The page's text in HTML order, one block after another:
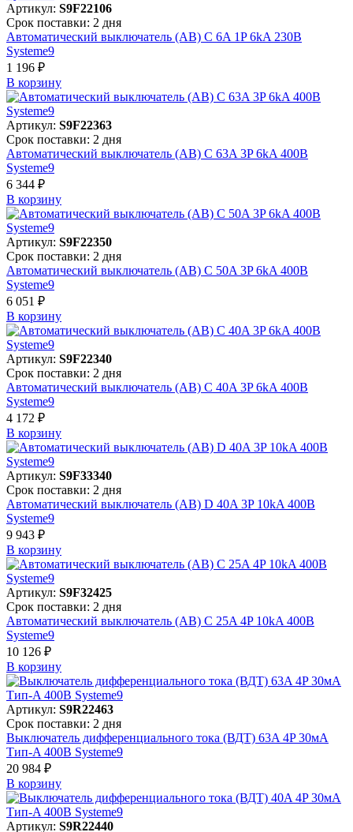
Артикул: S9F22106
Срок поставки: 2 дня
Автоматический выключатель (АВ) C 6A 1P 6kA 230В
Systeme9
1 196 ₽
В корзинy
Артикул: S9F22363
Срок поставки: 2 дня
Автоматический выключатель (АВ) C 63A 3P 6kA 400В
Systeme9
6 344 ₽
В корзинy
Артикул: S9F22350
Срок поставки: 2 дня
Автоматический выключатель (АВ) C 50A 3P 6kA 400В
Systeme9
6 051 ₽
В корзинy
Артикул: S9F22340
Срок поставки: 2 дня
Автоматический выключатель (АВ) C 40A 3P 6kA 400В
Systeme9
4 172 ₽
В корзинy
Артикул: S9F33340
Срок поставки: 2 дня
Автоматический выключатель (АВ) D 40A 3P 10kA 400В
Systeme9
9 943 ₽
В корзинy
Артикул: S9F32425
Срок поставки: 2 дня
Автоматический выключатель (АВ) C 25A 4P 10kA 400В
Systeme9
10 126 ₽
В корзинy
Артикул: S9R22463
Срок поставки: 2 дня
Выключатель дифференциального тока (ВДТ) 63A 4P 30мА
Тип-A 400В Systeme9
20 984 ₽
В корзинy
Артикул: S9R22440